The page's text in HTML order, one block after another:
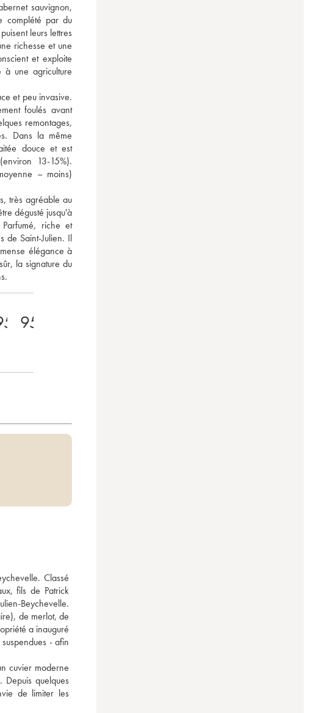
sauvignon,
complété par du
leurs lettres
richesse et une
et exploite
une agriculture
et peu invasive.
foulés avant
remontages,
Dans la même
douce et est
13-15%).
– moins)
très agréable au
dégusté jusqu'à
riche et
de Saint-Julien. Il
élégance à
la signature du
95
Classé
fils de Patrick
Beychevelle.
de merlot, de
a inauguré
- afin
cuvier moderne
quelques
de limiter les